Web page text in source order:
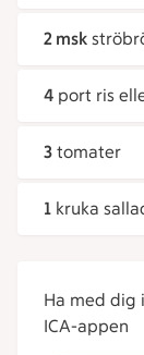
2 msk
4 port ris
3 tomater
1 kruka
Ha med dig
ICA-appen